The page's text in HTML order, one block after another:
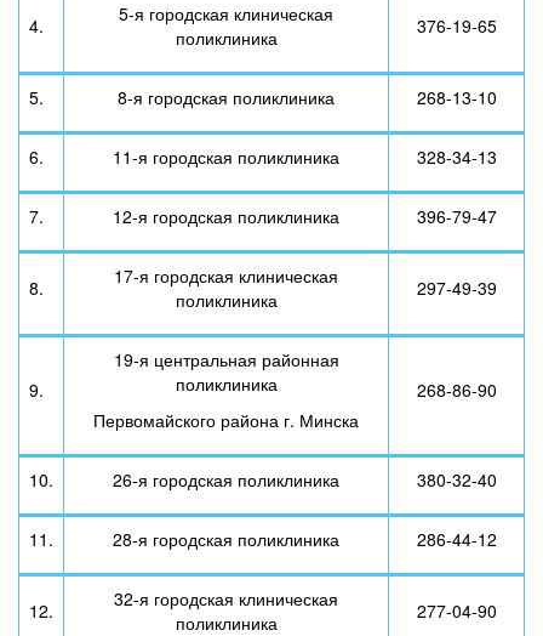
4.
5-я городская клиническая
поликлиника
376-19-65
5. 8-я городская поликлиника 268-13-10
6. 11-я городская поликлиника 328-34-13
7. 12-я городская поликлиника 396-79-47
8.
17-я городская клиническая
поликлиника
297-49-39
9.
19-я центральная районная
поликлиника
Первомайского района г. Минска
268-86-90
10. 26-я городская поликлиника 380-32-40
11. 28-я городская поликлиника 286-44-12
12.
32-я городская клиническая
поликлиника
277-04-90